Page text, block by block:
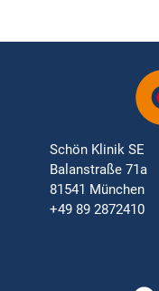
Schön Klinik SE
Balanstraße 71a
81541 München
+49 89 2872410